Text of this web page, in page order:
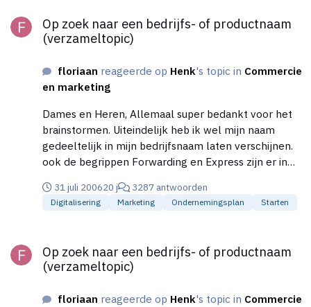
Op zoek naar een bedrijfs- of productnaam
(verzameltopic)
floriaan reageerde op Henk's topic in Commercie
en marketing
Dames en Heren, Allemaal super bedankt voor het
brainstormen. Uiteindelijk heb ik wel mijn naam
gedeeltelijk in mijn bedrijfsnaam laten verschijnen.
ook de begrippen Forwarding en Express zijn er in
ervan???
31 juli 200620 j 3287 antwoorden
Digitalisering Marketing Ondernemingsplan Starten
Op zoek naar een bedrijfs- of productnaam
(verzameltopic)
floriaan reageerde op Henk's topic in Commercie